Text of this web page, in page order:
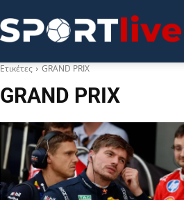
Ετικέτες GRAND PRIX
GRAND PRIX